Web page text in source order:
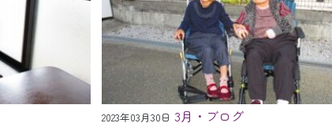
2023年03月30日 3月・ブログ